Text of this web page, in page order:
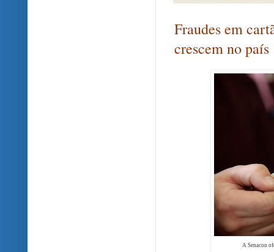
Fraudes em
crescem no país
A Senacon